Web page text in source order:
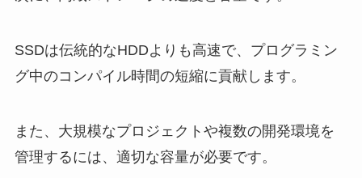
SSDは伝統的なHDDよりも高速で、プログラミン
グ中のコンパイル時間の短縮に貢献します。
また、大規模なプロジェクトや複数の開発環境を
管理するには、適切な容量が必要です。